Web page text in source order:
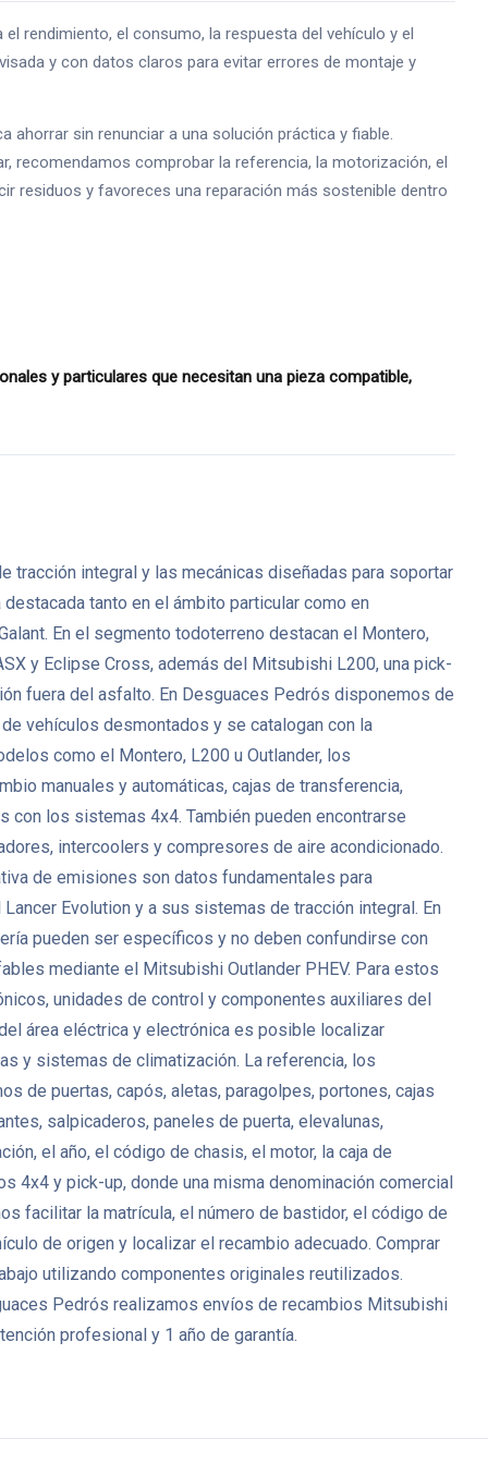
el rendimiento, el consumo, la respuesta del vehículo y el
y con datos claros para evitar errores de montaje y
sin renunciar a una solución práctica y fiable.
recomendamos comprobar la referencia, la motorización, el
residuos y favoreces una reparación más sostenible dentro
y particulares que necesitan una pieza compatible,
tracción integral y las mecánicas diseñadas para soportar
tanto en el ámbito particular como en
En el segmento todoterreno destacan el Montero,
y Eclipse Cross, además del Mitsubishi L200, una pick-
fuera del asfalto. En Desguaces Pedrós disponemos de
vehículos desmontados y se catalogan con la
como el Montero, L200 u Outlander, los
manuales y automáticas, cajas de transferencia,
los sistemas 4x4. También pueden encontrarse
intercoolers y compresores de aire acondicionado.
de emisiones son datos fundamentales para
Evolution y a sus sistemas de tracción integral. En
pueden ser específicos y no deben confundirse con
mediante el Mitsubishi Outlander PHEV. Para estos
unidades de control y componentes auxiliares del
área eléctrica y electrónica es posible localizar
y sistemas de climatización. La referencia, los
de puertas, capós, aletas, paragolpes, portones, cajas
salpicaderos, paneles de puerta, elevalunas,
el año, el código de chasis, el motor, la caja de
4x4 y pick-up, donde una misma denominación comercial
facilitar la matrícula, el número de bastidor, el código de
de origen y localizar el recambio adecuado. Comprar
utilizando componentes originales reutilizados.
Pedrós realizamos envíos de recambios Mitsubishi
profesional y 1 año de garantía.